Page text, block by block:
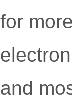
for
and